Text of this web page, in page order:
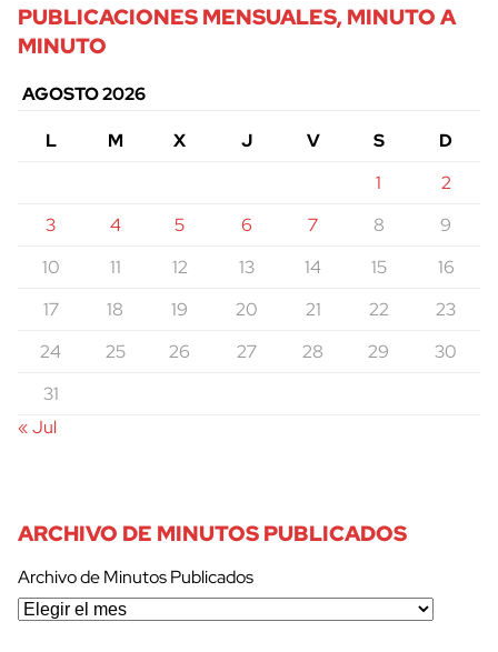
PUBLICACIONES MENSUALES, MINUTO A
MINUTO
AGOSTO 2026
L
M X J V S
D
1
2
3
4 5 6 7 8
9
10
11 12 13 14 15
16
17
18 19 20 21 22
23
24
25 26 27 28 29
30
31
« Jul
ARCHIVO DE MINUTOS PUBLICADOS
Archivo de Minutos Publicados